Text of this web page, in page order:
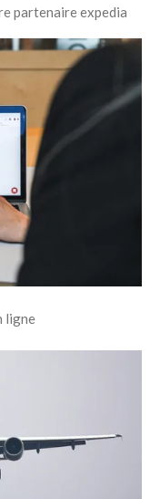
partenaire expedia
ligne